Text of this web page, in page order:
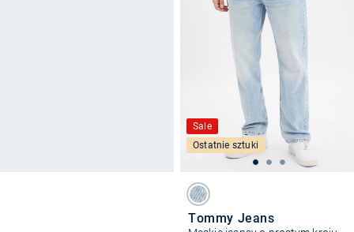
Sale
Ostatnie sztuki
Tommy Jeans